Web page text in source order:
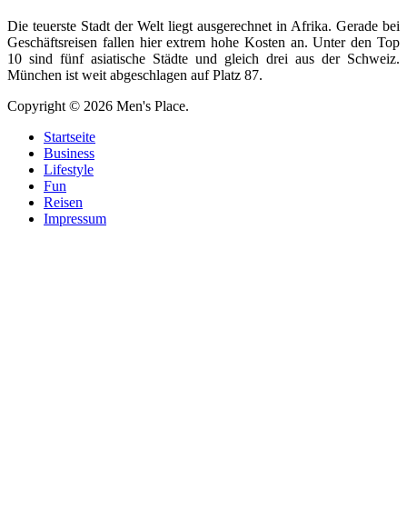
Die teuerste Stadt der Welt liegt ausgerechnet in Afrika. Gerade bei
Geschäftsreisen fallen hier extrem hohe Kosten an. Unter den Top
10 sind fünf asiatische Städte und gleich drei aus der Schweiz.
München ist weit abgeschlagen auf Platz 87.
Copyright © 2026 Men's Place.
Startseite
Business
Lifestyle
Fun
Reisen
Impressum